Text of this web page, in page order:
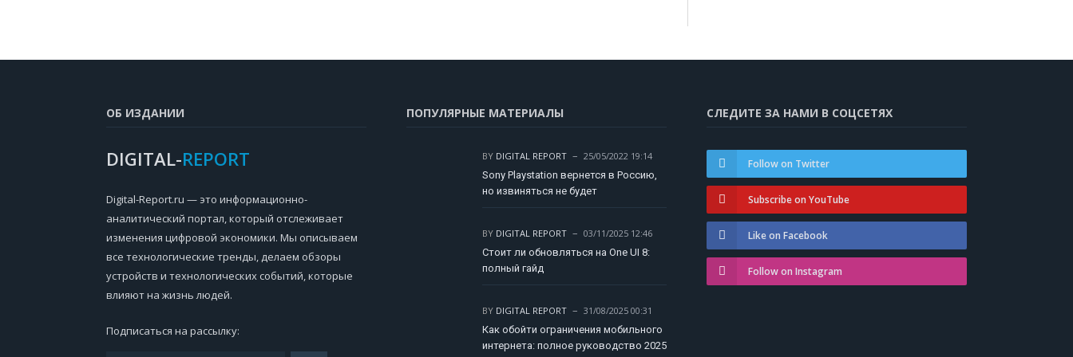
ОБ ИЗДАНИИ
DIGITAL-REPORT
Digital-Report.ru — это информационно-
аналитический портал, который отслеживает
изменения цифровой экономики. Мы описываем
все технологические тренды, делаем обзоры
устройств и технологических событий, которые
влияют на жизнь людей.
Подписаться на рассылку:
ПОПУЛЯРНЫЕ МАТЕРИАЛЫ
BY DIGITAL REPORT
25/05/2022 19:14
Sony Playstation вернется в Россию,
но извиняться не будет
BY DIGITAL REPORT
03/11/2025 12:46
Стоит ли обновляться на One UI 8:
полный гайд
BY DIGITAL REPORT
31/08/2025 00:31
Как обойти ограничения мобильного
интернета: полное руководство 2025
СЛЕДИТЕ ЗА НАМИ В СОЦСЕТЯХ
Follow on Twitter
Subscribe on YouTube
Like on Facebook
Follow on Instagram